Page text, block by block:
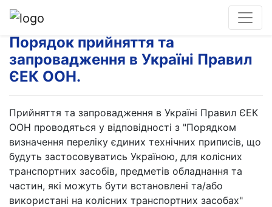
Порядок прийняття та
запровадження в Україні Правил
ЄЕК ООН.
Прийняття та запровадження в Україні Правил ЄЕК
ООН проводяться у відповідності з "Порядком
визначення переліку єдиних технічних приписів, що
будуть застосовуватись Україною, для колісних
транспортних засобів, предметів обладнання та
частин, які можуть бути встановлені та/або
використані на колісних транспортних засобах"